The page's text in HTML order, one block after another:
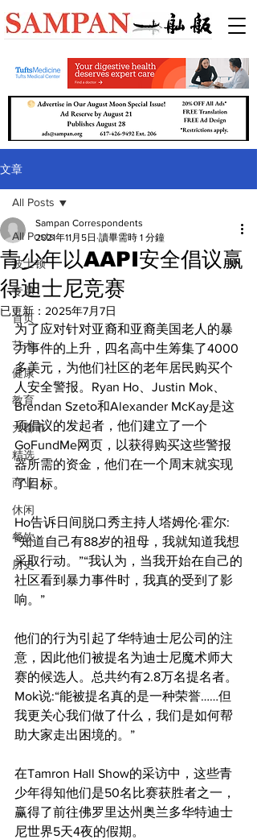
文章
All Posts
波士顿
专题
首页
艺术
健康
教育
大都市
精选
商业
休闲
餐饮
历史
All Posts
青少年以AAPI安全倡议赢
得迪士尼竞赛
Sampan Correspondents
2021年11月5日 讀畢需時 1 分鐘
已更新： 2025年7月7日
为了应对针对亚裔和亚裔美国老人的暴
力事件的上升，四名高中生筹集了4000
多美元，为他们社区的老年居民购买个
人安全警报。Ryan Ho、Justin Mok、
Brendan Szeto和Alexander McKay是这
项倡议的发起者，他们建立了一个
GoFundMe网页，以获得购买这些警报
器所需的资金，他们在一个周末就实现
了目标。
Ho告诉日间脱口秀主持人塔姆伦·霍尔:
“知道自己有88岁的祖母，我就知道我想
采取行动。”“我认为，当我开始在自己的
社区看到暴力事件时，我真的受到了影
响。”
他们的行为引起了华特迪士尼公司的注
意，因此他们被提名为迪士尼魔术师大
赛的候选人。总共约有2.8万名提名者。
Mok说:“能被提名真的是一种荣誉……但
我更关心我们做了什么，我们是如何帮
助大家走出困境的。”
在Tamron Hall Show的采访中，这些青
少年得知他们是50名比赛获胜者之一，
赢得了前往佛罗里达州奥兰多华特迪士
尼世界5天4夜的假期。